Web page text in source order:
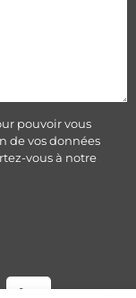
pouvoir vous
de vos données
vous à notre